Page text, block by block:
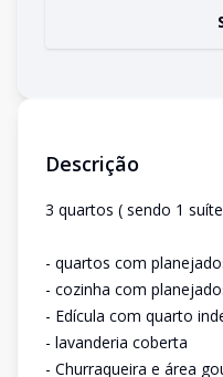
Descrição
3 quartos ( sendo 1
- quartos com
- cozinha com
- Edícula com quarto
- lavanderia coberta
- Churraqueira e área